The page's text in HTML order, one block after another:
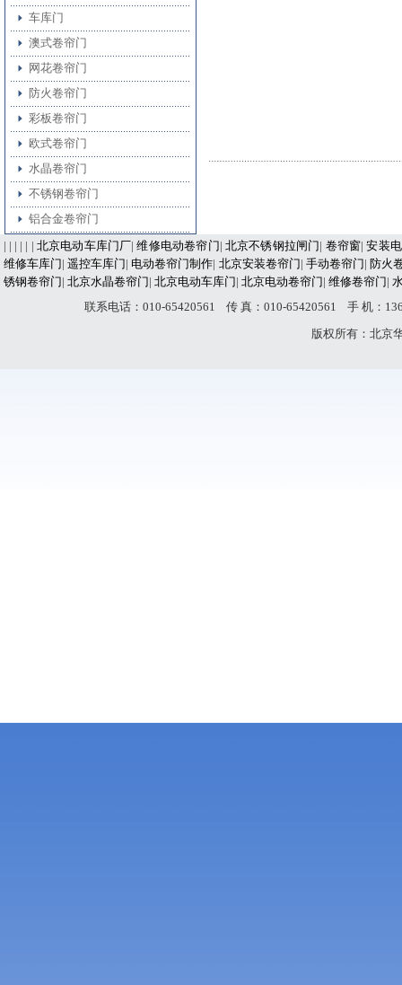
车库门
澳式卷帘门
网花卷帘门
防火卷帘门
彩板卷帘门
欧式卷帘门
水晶卷帘门
不锈钢卷帘门
铝合金卷帘门
| | | | | | 北京电动车库门厂|维修电动卷帘门| 北京不锈钢拉闸门| 卷帘窗|安装
维修车库门| 遥控车库门| 电动卷帘门制作| 北京安装卷帘门| 手动卷帘门| 防火
锈钢卷帘门| 北京水晶卷帘门| 北京电动车库门| 北京电动卷帘门| 维修卷帘门|
联系电话：010-65420561 传 真：010-65420561 手 机：
版权所有：北京